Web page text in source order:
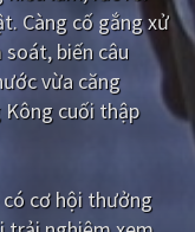
Càng cố gắng xử
biến câu
vừa căng
cuối thập
có cơ hội thưởng